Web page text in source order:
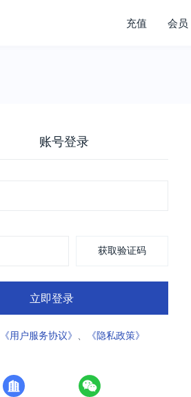
充值 会员
账号登录
获取验证码
立即登录
《用户服务协议》 、 《隐私政策》